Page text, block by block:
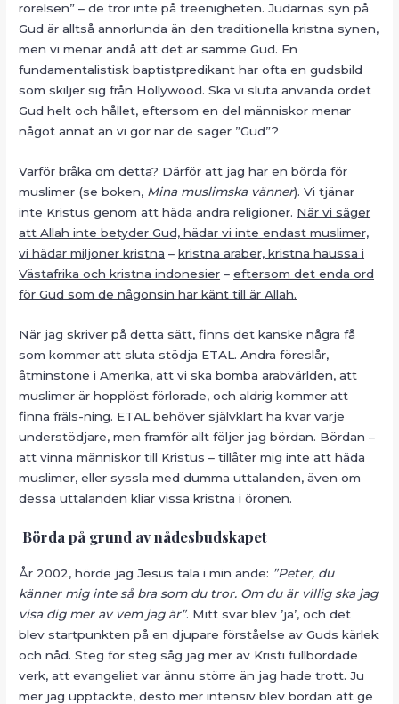
rörelsen” – de tror inte på treenigheten. Judarnas syn på
Gud är alltså annorlunda än den traditionella kristna synen,
men vi menar ändå att det är samme Gud. En
fundamentalistisk baptistpredikant har ofta en gudsbild
som skiljer sig från Hollywood. Ska vi sluta använda ordet
Gud helt och hållet, eftersom en del människor menar
något annat än vi gör när de säger ”Gud”?
Varför bråka om detta? Därför att jag har en börda för
muslimer (se boken, Mina muslimska vänner). Vi tjänar
inte Kristus genom att häda andra religioner. När vi säger
att Allah inte betyder Gud, hädar vi inte endast muslimer,
vi hädar miljoner kristna –kristna araber, kristna haussa i
Västafrika och kristna indonesier –eftersom det enda ord
för Gud som de någonsin har känt till är Allah.
När jag skriver på detta sätt, finns det kanske några få
som kommer att sluta stödja ETAL. Andra föreslår,
åtminstone i Amerika, att vi ska bomba arabvärlden, att
muslimer är hopplöst förlorade, och aldrig kommer att
finna fräls-ning. ETAL behöver självklart ha kvar varje
understödjare, men framför allt följer jag bördan. Bördan –
att vinna människor till Kristus – tillåter mig inte att häda
muslimer, eller syssla med dumma uttalanden, även om
dessa uttalanden kliar vissa kristna i öronen.
Börda på grund av nådesbudskapet
År 2002, hörde jag Jesus tala i min ande: ”Peter, du
känner mig inte så bra som du tror. Om du är villig ska jag
visa dig mer av vem jag är”. Mitt svar blev ’ja’, och det
blev startpunkten på en djupare förståelse av Guds kärlek
och nåd. Steg för steg såg jag mer av Kristi fullbordade
verk, att evangeliet var ännu större än jag hade trott. Ju
mer jag upptäckte, desto mer intensiv blev bördan att ge